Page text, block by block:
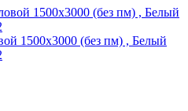
1500х3000 (без пм) , Белый